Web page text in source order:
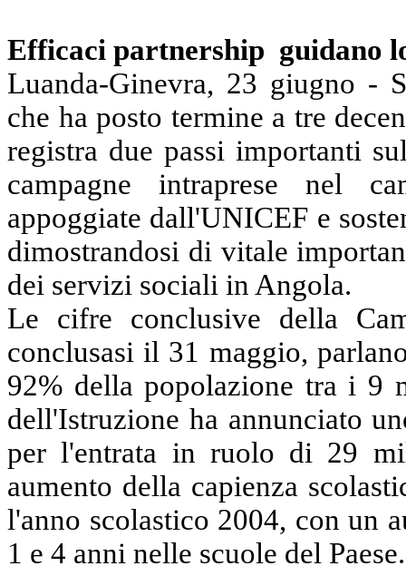
Efficaci partnership guidano
Luanda-Ginevra, 23 giugno -
che ha posto termine a tre
registra due passi importanti
campagne intraprese nel
appoggiate dall'UNICEF e
dimostrandosi di vitale
dei servizi sociali in Angola.
Le cifre conclusive della
conclusasi il 31 maggio,
92% della popolazione tra i 9
dell'Istruzione ha annunciato
per l'entrata in ruolo di 29
aumento della capienza
l'anno scolastico 2004, con un
1 e 4 anni nelle scuole del Paese.